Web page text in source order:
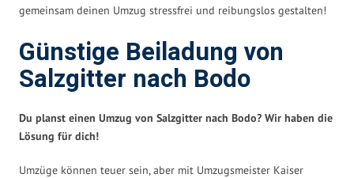
gemeinsam deinen Umzug stressfrei und reibungslos gestalten!
Günstige Beiladung von
Salzgitter nach Bodo
Du planst einen Umzug von Salzgitter nach Bodo? Wir haben die
Lösung für dich!
Umzüge können teuer sein, aber mit Umzugsmeister Kaiser